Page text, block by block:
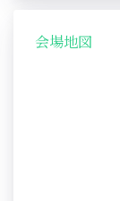
会場地図